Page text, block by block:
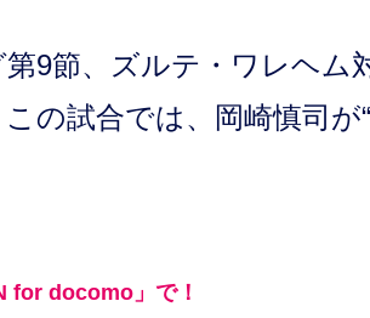
9節、ズルテ・ワレヘム
の試合では、岡崎慎司が
for docomo」で！